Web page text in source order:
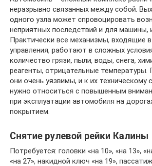
неразрывно связанных между собой.
одного узла может спровоцировать
неприятных последствий и для машины,
Практически все механизмы, входящие
управления, работают в сложных
количество грязи, пыли, воды, снега,
реагенты, отрицательные температуры.
они очень уязвимы, и к их техническому
нужно относиться с повышенным
при эксплуатации автомобиля на
покрытием.
Снятие рулевой рейки Калины
Потребуется: головки «на 10», «на 13»,
«на 27», накидной ключ «на 19»,